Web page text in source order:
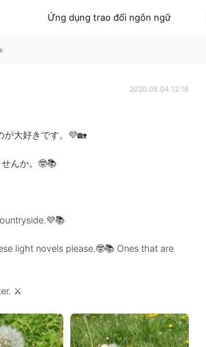
Ứng dụng trao đổi ngôn ngữ
2020.05.04 12:16
が大好きです。💜🏡
んか。🤓📚
light novels please.🤓📚 Ones that are
⚔